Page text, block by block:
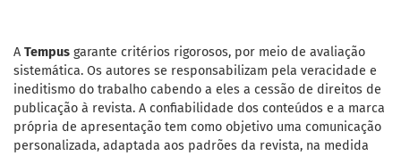
A Tempus garante critérios rigorosos, por meio de avaliação
sistemática. Os autores se responsabilizam pela veracidade e
ineditismo do trabalho cabendo a eles a cessão de direitos de
publicação à revista. A confiabilidade dos conteúdos e a marca
própria de apresentação tem como objetivo uma comunicação
personalizada, adaptada aos padrões da revista, na medida